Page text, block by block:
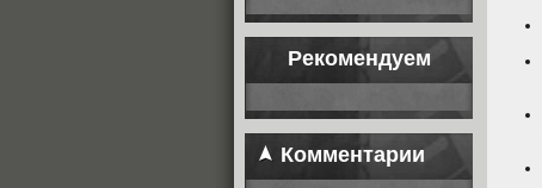
Рекомендуем
Комментарии